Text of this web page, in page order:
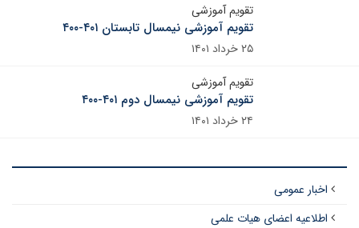
تقویم آموزشی
تقویم آموزشی نیمسال تابستان ۴۰۱-۴۰۰
۲۵ خرداد ۱۴۰۱
تقویم آموزشی
تقویم آموزشی نیمسال دوم ۴۰۱-۴۰۰
۲۴ خرداد ۱۴۰۱
اخبار عمومی
اطلاعیه اعضای هیات علمی